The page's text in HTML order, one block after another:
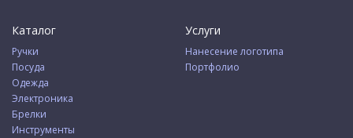
Каталог
Ручки
Посуда
Одежда
Электроника
Брелки
Инструменты
Услуги
Нанесение логотипа
Портфолио